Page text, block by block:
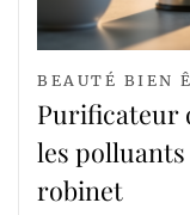
BEAUTÉ BIEN
Purificateur
les
robinet